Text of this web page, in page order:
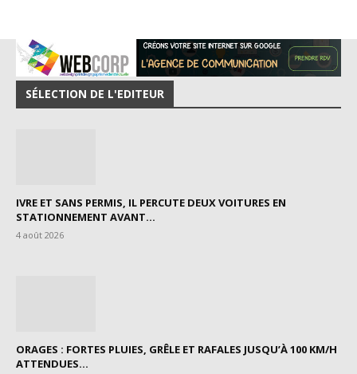
SÉLECTION DE L'EDITEUR
IVRE ET SANS PERMIS, IL PERCUTE DEUX VOITURES EN
STATIONNEMENT AVANT...
4 août 2026
ORAGES : FORTES PLUIES, GRÊLE ET RAFALES JUSQU’À 100 KM/H
ATTENDUES...